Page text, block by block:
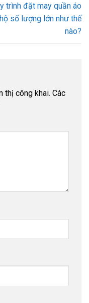
trình đặt may quần áo
số lượng lớn như thế
nào?
thị công khai. Các